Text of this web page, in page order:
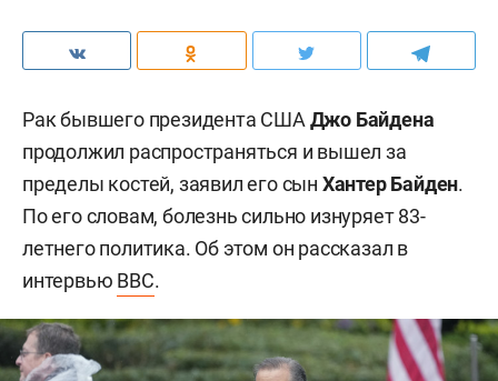
Рак бывшего президента СШАДжо Байдена
продолжил распространяться и вышел за
пределы костей, заявил его сын Хантер Байден.
По его словам, болезнь сильно изнуряет 83-
летнего политика. Об этом он рассказал в
интервью BBC.